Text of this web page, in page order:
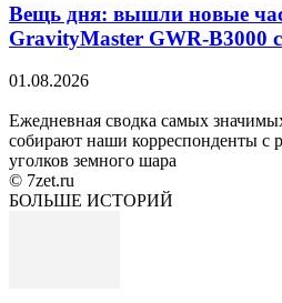
Вещь дня: вышли новые
GravityMaster GWR-B3000
01.08.2026
Ежедневная сводка самых
собирают наши корреспонденты с
уголков земного шара
© 7zet.ru
БОЛЬШЕ ИСТОРИЙ